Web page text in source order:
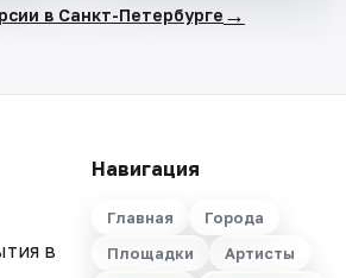
в Санкт-Петербурге →
в
Навигация
Главная
Города
Площадки
Артисты